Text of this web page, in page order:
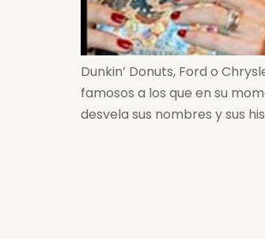
Dunkin’ Donuts, Ford o
famosos a los que en su
desvela sus nombres y sus